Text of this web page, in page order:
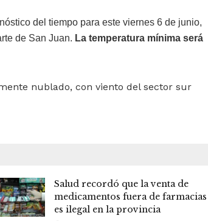
del tiempo para este viernes 6 de junio,
de San Juan. La temperatura mínima será
nublado, con viento del sector sur
Salud recordó que la venta de
medicamentos fuera de farmacias
es ilegal en la provincia